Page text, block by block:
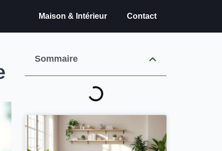
Maison & Intérieur Contact
Sommaire